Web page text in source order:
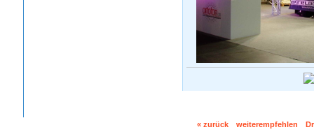
« zurück weiterempfehlen